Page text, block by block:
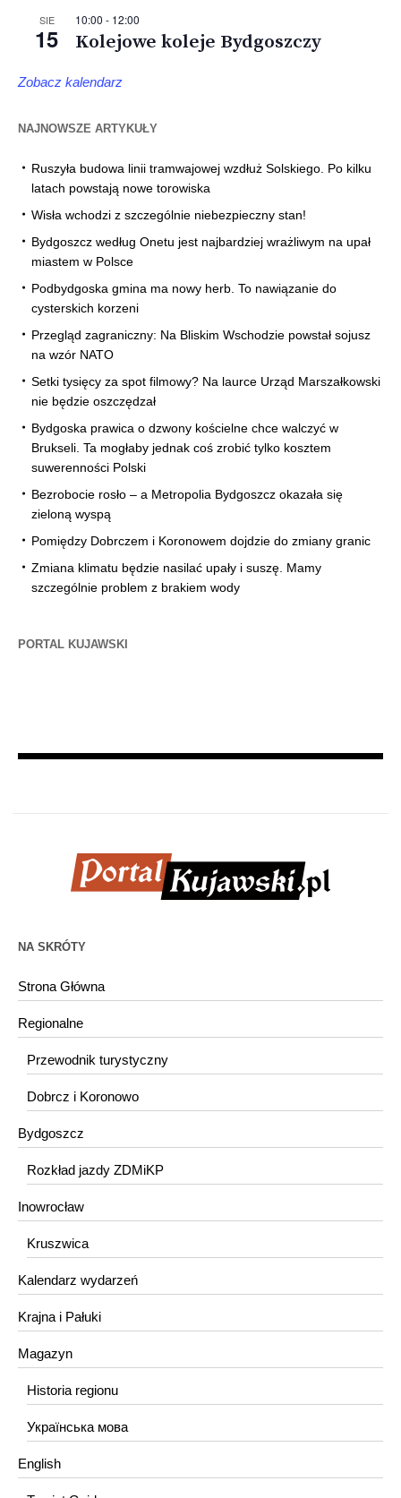
SIE
15
10:00 - 12:00
Kolejowe koleje Bydgoszczy
Zobacz kalendarz
NAJNOWSZE ARTYKUŁY
Ruszyła budowa linii tramwajowej wzdłuż Solskiego. Po kilku
latach powstają nowe torowiska
Wisła wchodzi z szczególnie niebezpieczny stan!
Bydgoszcz według Onetu jest najbardziej wrażliwym na upał
miastem w Polsce
Podbydgoska gmina ma nowy herb. To nawiązanie do
cysterskich korzeni
Przegląd zagraniczny: Na Bliskim Wschodzie powstał sojusz
na wzór NATO
Setki tysięcy za spot filmowy? Na laurce Urząd Marszałkowski
nie będzie oszczędzał
Bydgoska prawica o dzwony kościelne chce walczyć w
Brukseli. Ta mogłaby jednak coś zrobić tylko kosztem
suwerenności Polski
Bezrobocie rosło – a Metropolia Bydgoszcz okazała się
zieloną wyspą
Pomiędzy Dobrczem i Koronowem dojdzie do zmiany granic
Zmiana klimatu będzie nasilać upały i suszę. Mamy
szczególnie problem z brakiem wody
PORTAL KUJAWSKI
NA SKRÓTY
Strona Główna
Regionalne
Przewodnik turystyczny
Dobrcz i Koronowo
Bydgoszcz
Rozkład jazdy ZDMiKP
Inowrocław
Kruszwica
Kalendarz wydarzeń
Krajna i Pałuki
Magazyn
Historia regionu
Українська мова
English